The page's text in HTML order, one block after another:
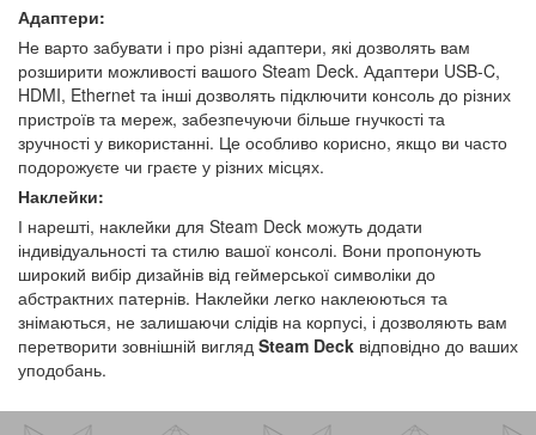
Адаптери:
Не варто забувати і про різні адаптери, які дозволять вам
розширити можливості вашого Steam Deck. Адаптери USB-C,
HDMI, Ethernet та інші дозволять підключити консоль до різних
пристроїв та мереж, забезпечуючи більше гнучкості та
зручності у використанні. Це особливо корисно, якщо ви часто
подорожуєте чи граєте у різних місцях.
Наклейки:
І нарешті, наклейки для Steam Deck можуть додати
індивідуальності та стилю вашої консолі. Вони пропонують
широкий вибір дизайнів від геймерської символіки до
абстрактних патернів. Наклейки легко наклеюються та
знімаються, не залишаючи слідів на корпусі, і дозволяють вам
перетворити зовнішній вигляд Steam Deck відповідно до ваших
уподобань.